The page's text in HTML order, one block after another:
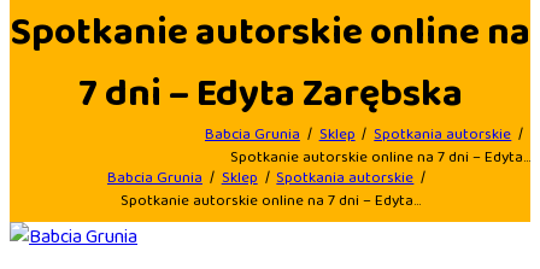
Spotkanie autorskie online na
7 dni – Edyta Zarębska
Babcia Grunia Sklep
Spotkania autorskie
Spotkanie autorskie online na 7 dni – Edyta...
Babcia Grunia
Sklep
Spotkania autorskie
Spotkanie autorskie online na 7 dni – Edyta...